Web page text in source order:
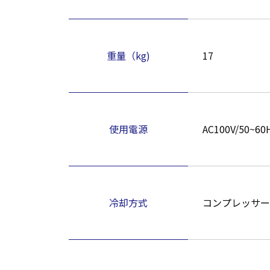
重量（kg) 17
使用電源 AC100V/
冷却方式 コンプレッサー